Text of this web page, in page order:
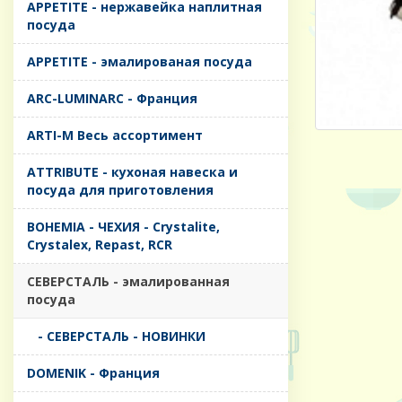
APPETITE - нержавейка наплитная
посуда
APPETITE - эмалированая посуда
ARC-LUMINARC - Франция
ARTI-M Весь ассортимент
ATTRIBUTE - кухоная навеска и
посуда для приготовления
BOHEMIA - ЧЕХИЯ - Crystalite,
Crystalex, Repast, RCR
CЕВЕРСТАЛЬ - эмалированная
посуда
- CЕВЕРСТАЛЬ - НОВИНКИ
DOMENIK - Франция